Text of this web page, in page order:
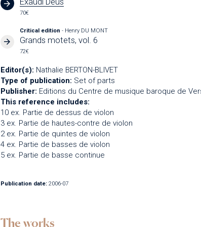
70€
Critical edition- Henry DU MONT
Grands motets, vol. 6
72€
Editor(s): Nathalie BERTON-BLIVET
Type of publication: Set of parts
Publisher: Editions du Centre de musique baroque de
This reference includes:
10 ex. Partie de dessus de violon
3 ex. Partie de hautes-contre de violon
2 ex. Partie de quintes de violon
4 ex. Partie de basses de violon
5 ex. Partie de basse continue
Publication date: 2006-07
The works